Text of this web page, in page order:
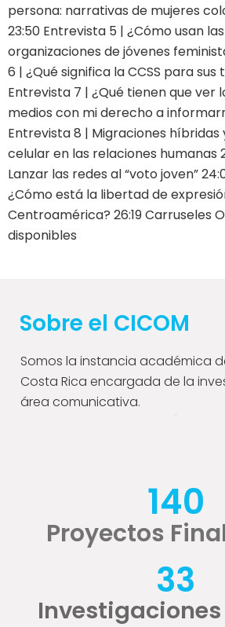
persona: narrativas de mujeres
23:50 Entrevista 5 | ¿Cómo usan
organizaciones de jóvenes
6 | ¿Qué significa la CCSS para
Entrevista 7 | ¿Qué tienen que ver
medios con mi derecho a
Entrevista 8 | Migraciones híbridas
celular en las relaciones humanas
Lanzar las redes al “voto joven”
¿Cómo está la libertad de
Centroamérica? 26:19 Carruseles
disponibles
Sobre el CICOM
Somos la instancia académica
Costa Rica encargada de la
área comunicativa.
Proyectos
140
33